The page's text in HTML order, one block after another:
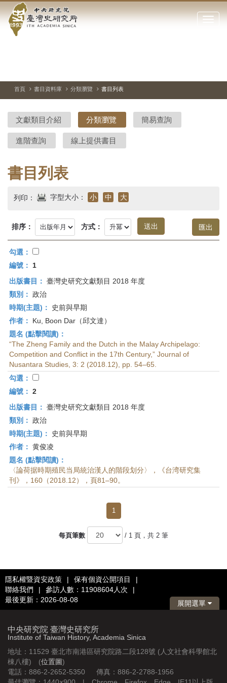
到中
央
院-
臺
灣
史
研
究
首
頁
點
閉
站
停、
圖
圖
結
首頁 書目資料庫 分類瀏覽 書目列表
文獻類目介紹 分類瀏覽 簡易查詢
進階查詢 線上提供書目
書目列表
列印： 字型大小： 小 中 大
排序： 方式：
勾選：
編號：
1
出版書目： 臺灣史研究文獻類目 2018 年度
類別： 政治
時期(主題)：
史前與早期
作者：
Ku, Boon Dar（邱文達）
題名 (點擊閱讀)：
“The Zheng Family and the Dutch in the Malay Archipelago:
Competition and Conflict in the 17th Century,” Journal of
Nusantara Studies, 3: 2 (2018.12), pp. 54–65.
勾選：
編號： 2
出版書目： 臺灣史研究文獻類目 2018 年度
類別： 政治
時期(主題)：
史前與早期
作者： 黄俊凌
題名 (點擊閱讀)：
〈論荷据時期殖民当局統治漢人的階段划分〉，《台湾研究集
刊》，160（2018.12），頁81–90。
1
每頁筆數 / 1 頁，共 2 筆
隱私權暨資安政策 | 保有個資公開項目
|
聯絡我們
| 參訪人數：11908604人次
|
最後更新：2026-08-08
展開選單
中央研究院 臺灣史研究所
Institute of Taiwan History, Academia Sinica
地址：11529 臺北市南港區研究院路二段128號 (人文社會科學館北
棟八樓) (位置圖)
電話：886-2-2652-5350 傳真：886-2-2788-1956